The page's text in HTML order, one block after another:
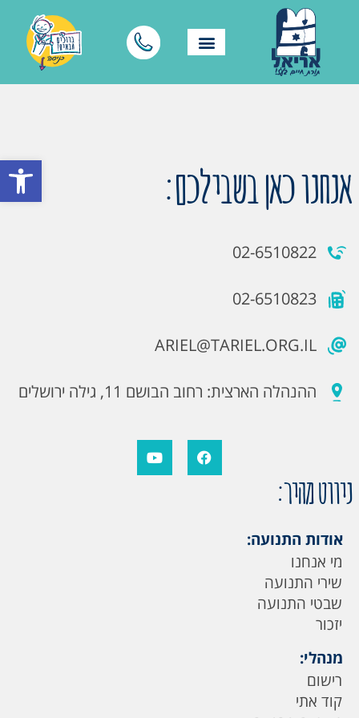
פתח אנחנו כאן בשבילכם:
02-6510822
02-6510823
ARIEL@TARIEL.ORG.IL
ההנהלה הארצית: רחוב הבושם 11, גילה ירושלים
ניווט מהיר:
אודות התנועה:
מי אנחנו
שירי התנועה
שבטי התנועה
יזכור
מנהלי:
רישום
קוד אתי